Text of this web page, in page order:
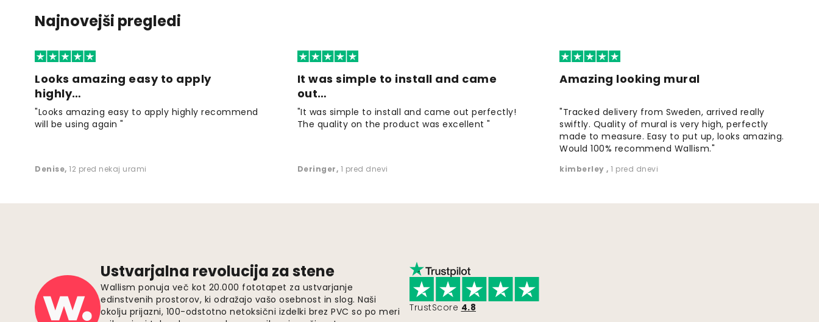
Najnovejši pregledi
Looks amazing easy to apply
highly…
"Looks amazing easy to apply highly recommend
will be using again "
Denise, 12 pred nekaj urami
It was simple to install and came
out…
"It was simple to install and came out perfectly!
The quality on the product was excellent "
Deringer, 1 pred dnevi
Amazing looking mural
"Tracked delivery from Sweden, arrived really
swiftly. Quality of mural is very high, perfectly
made to measure. Easy to put up, looks amazing.
Would 100% recommend Wallism."
kimberley, 1 pred dnevi
Ustvarjalna revolucija za stene
Wallism ponuja več kot 20.000 fototapet za ustvarjanje
edinstvenih prostorov, ki odražajo vašo osebnost in slog. Naši
okolju prijazni, 100-odstotno netoksični izdelki brez PVC so po meri
TrustScore 4.8